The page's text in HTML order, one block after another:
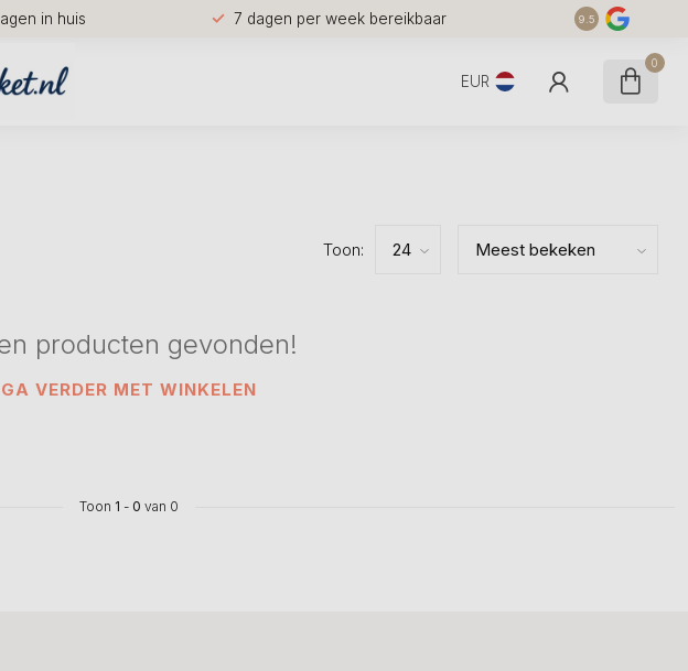
in huis 7 dagen per week bereikbaar 9.5
EUR
0
Toon:
producten gevonden!
GA VERDER MET WINKELEN
Toon 1 - 0 van 0